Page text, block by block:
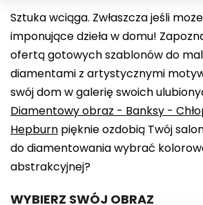
Sztuka wciąga. Zwłaszcza jeśli
imponujące dzieła w domu!
ofertą gotowych szablonów do
diamentami z artystycznymi
swój dom w galerię swoich
Diamentowy obraz - Banksy -
Hepburn pięknie ozdobią Twój
do diamentowania wybrać
abstrakcyjnej?
WYBIERZ SWÓJ OBRAZ